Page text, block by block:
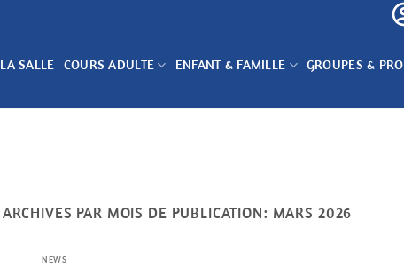
LA SALLE COURS ADULTE ENFANT & FAMILLE GROUPES & PRO
ARCHIVES PAR MOIS DE PUBLICATION: MARS 2026
NEWS